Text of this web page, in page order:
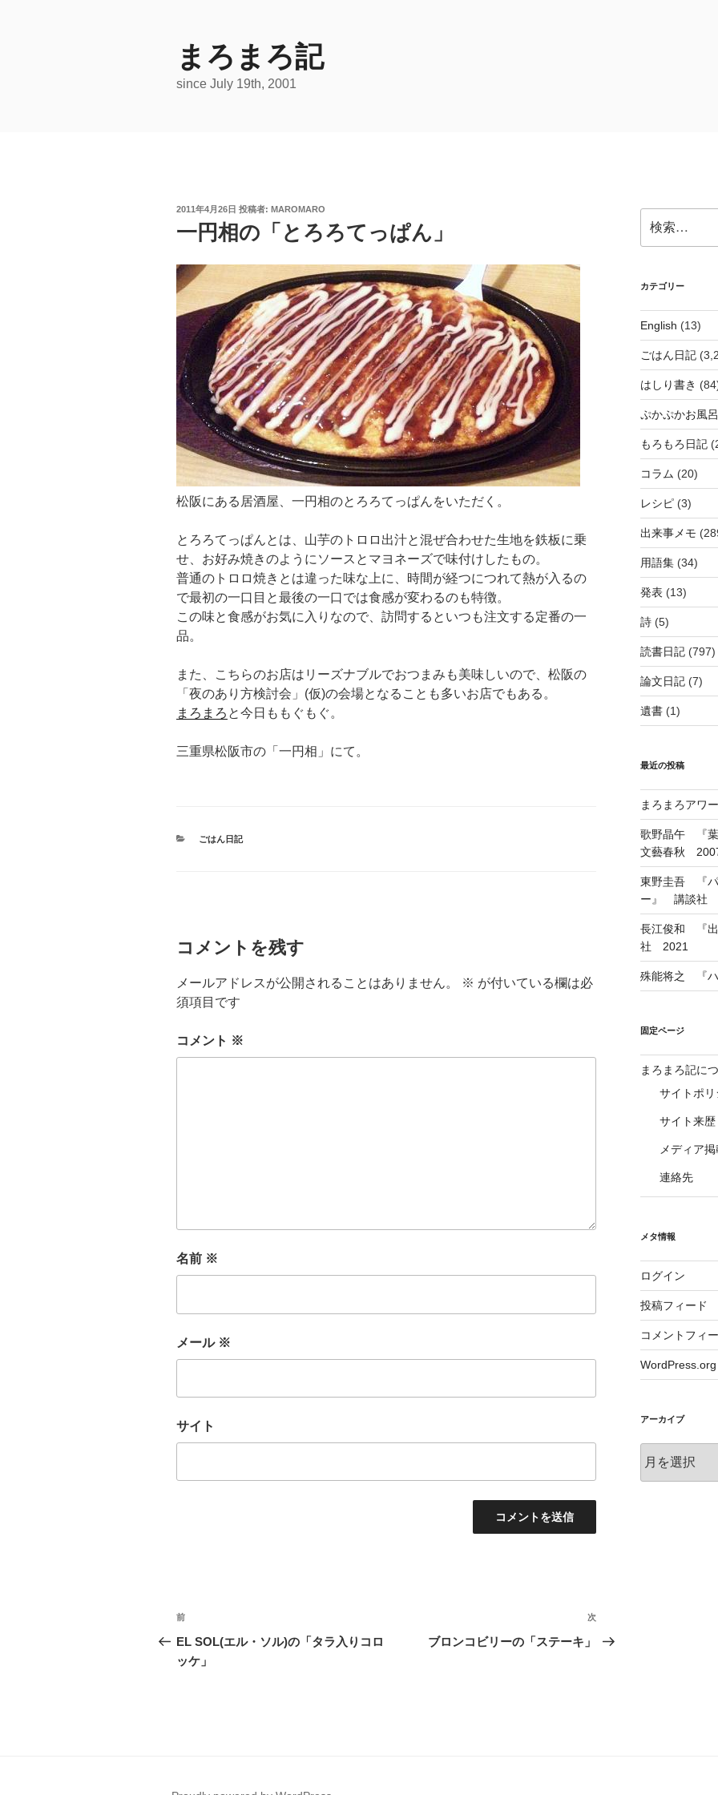
まろまろ記
since July 19th, 2001
投
日:
2011年4月26日 投稿者: MAROMARO
一円相の「とろろてっぱん」
松阪にある居酒屋、一円相のとろろてっぱんをいただく。
とろろてっぱんとは、山芋のトロロ出汁と混ぜ合わせた生地を鉄板に乗
せ、お好み焼きのようにソースとマヨネーズで味付けしたもの。
普通のトロロ焼きとは違った味な上に、時間が経つにつれて熱が入るの
で最初の一口目と最後の一口では食感が変わるのも特徴。
この味と食感がお気に入りなので、訪問するといつも注文する定番の一
品。
また、こちらのお店はリーズナブルでおつまみも美味しいので、松阪の
「夜のあり方検討会」(仮)の会場となることも多いお店でもある。
まろまろ と今日ももぐもぐ。
三重県松阪市の「一円相」にて。
カ
ごはん日記
コメントを残す
メールアドレスが公開されることはありません。 ※ が付いている欄は必
須項目です
コメント ※
名前 ※
メール ※
サイト
投
稿
ナ
前
の
投
前
EL SOL(エル・ソル)の「タラ入りコロ
ッケ」
次
の
次
ブロンコビリーの「ステーキ」
索:
カテゴリー
English (13)
ごはん日記
はしり書き
ぷかぷかお風
もろもろ日記
コラム (20)
レシピ(3)
出来事メモ
用語集(34)
発表 (13)
詩(5)
読書日記(797)
論文日記(7)
遺書(1)
最近の投稿
まろまろアワ
歌野晶午 『
文藝春秋
東野圭吾 『パ
ー』 講談社
長江俊和 『
社 2021
殊能将之 『
固定ページ
まろまろ記に
サイトポリ
サイト来歴
メディア
連絡先
メタ情報
ログイン
投稿フィード
コメントフィ
WordPress.org
アーカイブ
ー